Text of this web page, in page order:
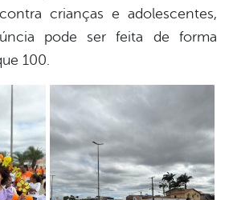
crianças e adolescentes,
pode ser feita de forma
100.